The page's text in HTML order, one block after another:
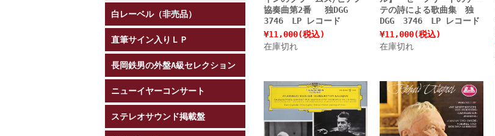
協奏曲第2番 独DGG
3746 LP レコード
¥11,000(税込)
在庫切れ
テの詩による歌曲集 独
DGG 3746 LP レコード
¥11,000(税込)
在庫切れ
白レーベル（非売品）
直筆サイン入りＬＰ
長岡鉄男の外盤A級セレクション
ニューイヤーコンサート
ステレオサウンド掲載盤